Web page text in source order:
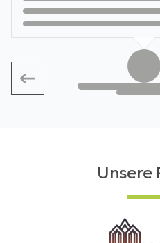
Unsere